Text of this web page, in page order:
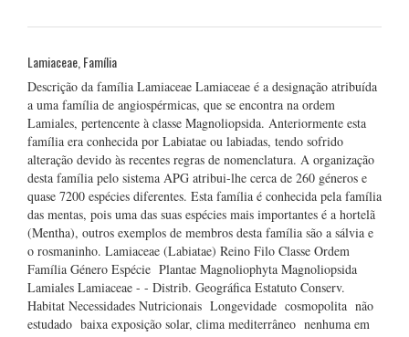
Lamiaceae, Família
Descrição da família Lamiaceae Lamiaceae é a designação atribuída
a uma família de angiospérmicas, que se encontra na ordem
Lamiales, pertencente à classe Magnoliopsida. Anteriormente esta
família era conhecida por Labiatae ou labiadas, tendo sofrido
alteração devido às recentes regras de nomenclatura. A organização
desta família pelo sistema APG atribui-lhe cerca de 260 géneros e
quase 7200 espécies diferentes. Esta família é conhecida pela família
das mentas, pois uma das suas espécies mais importantes é a hortelã
(Mentha), outros exemplos de membros desta família são a sálvia e
o rosmaninho. Lamiaceae (Labiatae) Reino Filo Classe Ordem
Família Género Espécie Plantae Magnoliophyta Magnoliopsida
Lamiales Lamiaceae - - Distrib. Geográfica Estatuto Conserv.
Habitat Necessidades Nutricionais Longevidade cosmopolita não
estudado baixa exposição solar, clima mediterrâneo nenhuma em